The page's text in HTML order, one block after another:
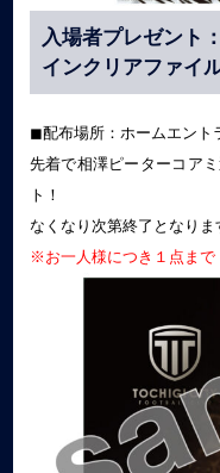
入場者プレゼント
インクリアファイ
◼︎配布場所：ホームエント
先着で相澤ピーターコア
ト！
なくなり次第終了となりま
※お一人様につき１点まで